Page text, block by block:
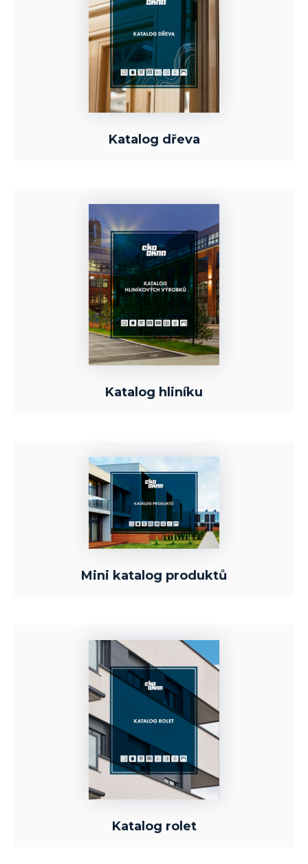
Katalog dřeva
Katalog hliníku
Mini katalog produktů
Katalog rolet